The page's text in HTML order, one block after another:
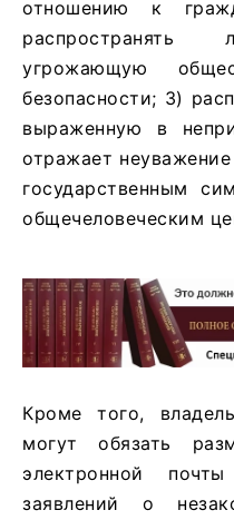
отношению к
распространять
угрожающую
безопасности; 3)
выраженную в
отражает
государственным
общечеловеческим
Кроме того,
могут обязать
электронной
заявлений о